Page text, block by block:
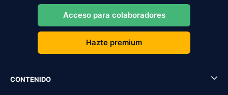
Acceso para colaboradores
Hazte premium
CONTENIDO